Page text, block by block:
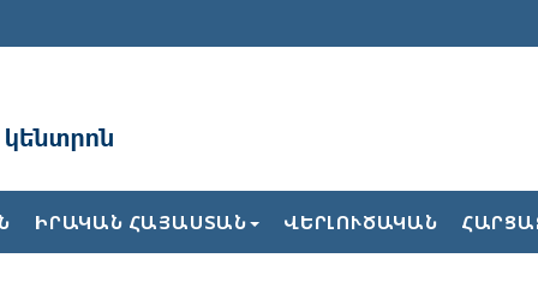
ԻՐԱԿԱՆ ՀԱՅԱՍՏԱՆ ՎԵՐԼՈՒԾԱԿԱՆ